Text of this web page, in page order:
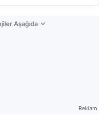
Aşağıda
Reklam